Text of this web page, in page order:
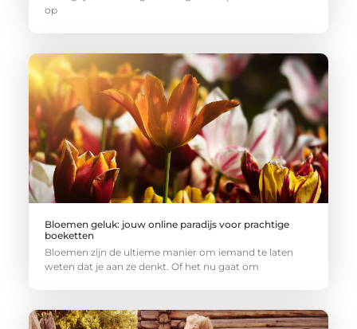
op
Bloemen geluk: jouw online paradijs voor prachtige
boeketten
Bloemen zijn de ultieme manier om iemand te laten
weten dat je aan ze denkt. Of het nu gaat om